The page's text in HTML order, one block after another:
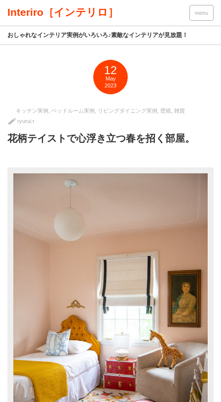
Interiro［インテリロ］ menu
おしゃれなインテリア実例がいろいろ♪素敵なインテリアが見放題！
12
May
2023
キッチン実例 ベッドルーム実例 リビングダイニング実例 壁紙 雑貨
ryurui.r
花柄テイストで心浮き立つ春を招く部屋。